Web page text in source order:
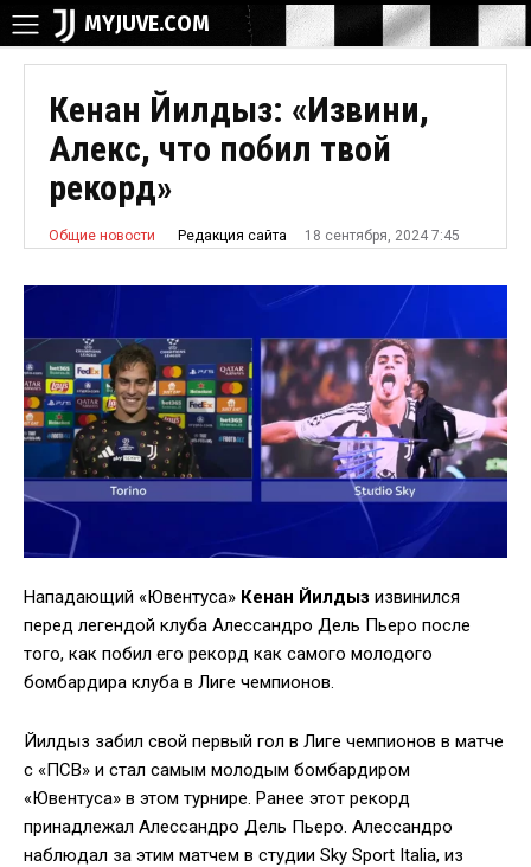
MYJUVE.COM
Кенан Йилдыз: «Извини,
Алекс, что побил твой
рекорд»
Общие новости Редакция сайта 18 сентября, 2024 7:45
Нападающий «Ювентуса» Кенан Йилдыз извинился
перед легендой клуба Алессандро Дель Пьеро после
того, как побил его рекорд как самого молодого
бомбардира клуба в Лиге чемпионов.
Йилдыз забил свой первый гол в Лиге чемпионов в матче
с «ПСВ» и стал самым молодым бомбардиром
«Ювентуса» в этом турнире. Ранее этот рекорд
принадлежал Алессандро Дель Пьеро. Алессандро
наблюдал за этим матчем в студии Sky Sport Italia, из